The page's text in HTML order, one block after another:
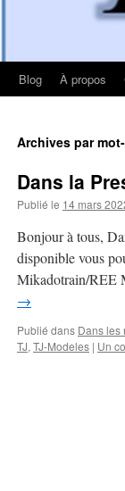
Aller
contenu
Blog À propos
Archives par
Dans la
Publié le 14 mars
Bonjour à tous,
disponible vous
Mikadotrain/REE
→
Publié dans Dans les
TJ, TJ-Modeles | Un